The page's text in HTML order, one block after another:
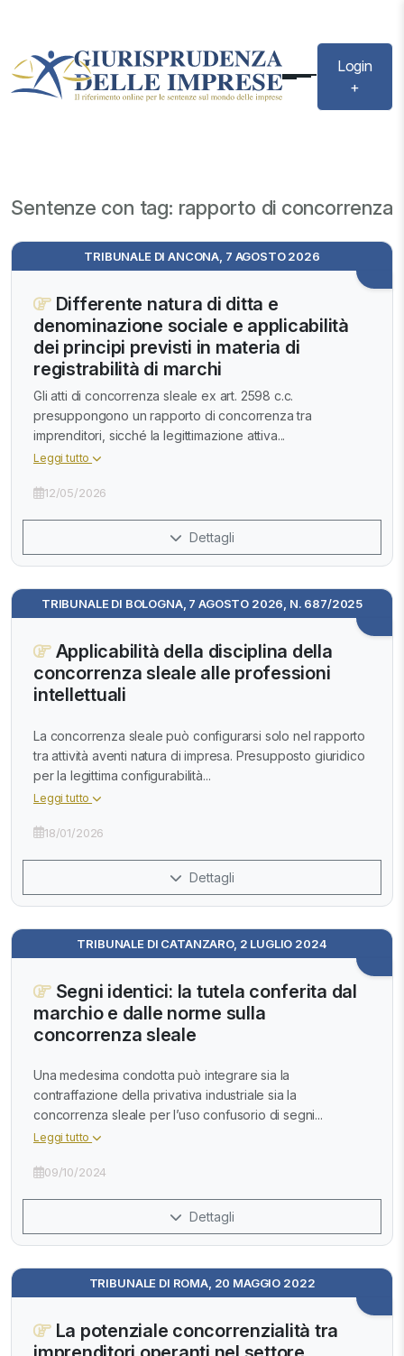
Login
+
Sentenze con tag: rapporto di concorrenza
TRIBUNALE DI ANCONA, 7 AGOSTO 2026
Differente natura di ditta e
denominazione sociale e applicabilità
dei principi previsti in materia di
registrabilità di marchi
Gli atti di concorrenza sleale ex art. 2598 c.c.
presuppongono un rapporto di concorrenza tra
imprenditori, sicché la legittimazione attiva...
Leggi tutto
12/05/2026
Dettagli
TRIBUNALE DI BOLOGNA, 7 AGOSTO 2026, N. 687/2025
Applicabilità della disciplina della
concorrenza sleale alle professioni
intellettuali
La concorrenza sleale può configurarsi solo nel rapporto
tra attività aventi natura di impresa. Presupposto giuridico
per la legittima configurabilità...
Leggi tutto
18/01/2026
Dettagli
TRIBUNALE DI CATANZARO, 2 LUGLIO 2024
Segni identici: la tutela conferita dal
marchio e dalle norme sulla
concorrenza sleale
Una medesima condotta può integrare sia la
contraffazione della privativa industriale sia la
concorrenza sleale per l’uso confusorio di segni...
Leggi tutto
09/10/2024
Dettagli
TRIBUNALE DI ROMA, 20 MAGGIO 2022
La potenziale concorrenzialità tra